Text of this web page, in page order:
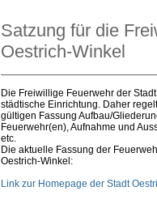
Satzung für die
Oestrich-Winkel
Die Freiwillige Feuerwehr der
städtische Einrichtung. Daher
gültigen Fassung Aufbau/
Feuerwehr(en), Aufnahme und
etc.
Die aktuelle Fassung der
Oestrich-Winkel:
Link zur Homepage der Stadt